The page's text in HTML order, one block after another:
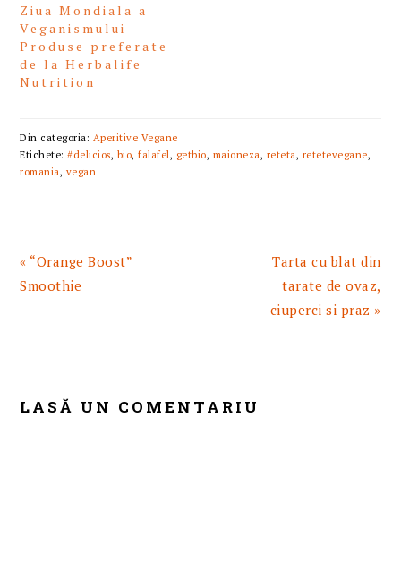
Ziua Mondiala a
Veganismului –
Produse preferate
de la Herbalife
Nutrition
Din categoria: Aperitive Vegane
Etichete:#delicios, bio,falafel, getbio, maioneza, reteta, retetevegane,
romania, vegan
Articol
anterior:
« “Orange Boost”
Smoothie
Articolul
urmator:
Tarta cu blat din
tarate de ovaz,
ciuperci si praz »
INTERACTIONS
LASĂ UN COMENTARIU